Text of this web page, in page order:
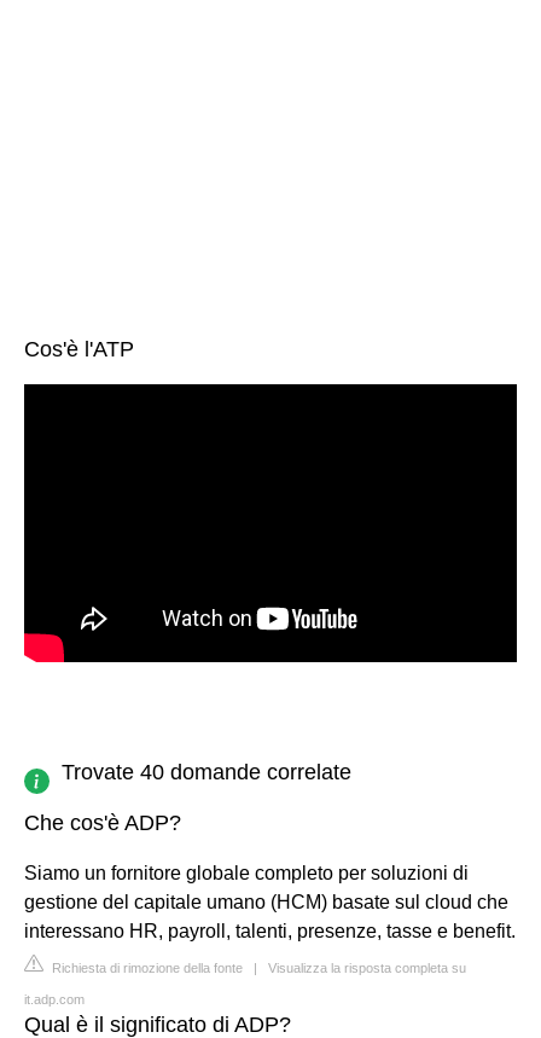
Cos'è l'ATP
Trovate 40 domande correlate
Che cos'è ADP?
Siamo un fornitore globale completo per soluzioni di
gestione del capitale umano (HCM) basate sul cloud che
interessano HR, payroll, talenti, presenze, tasse e benefit.
Richiesta di rimozione della fonte | Visualizza la risposta completa su
it.adp.com
Qual è il significato di ADP?